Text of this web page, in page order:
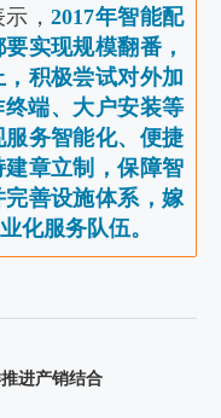
示，2017年智能配
实现规模翻番，
积极尝试对外加
端、大户安装等
务智能化、便捷
章立制，保障智
善设施体系，嫁
化服务队伍。
进产销结合